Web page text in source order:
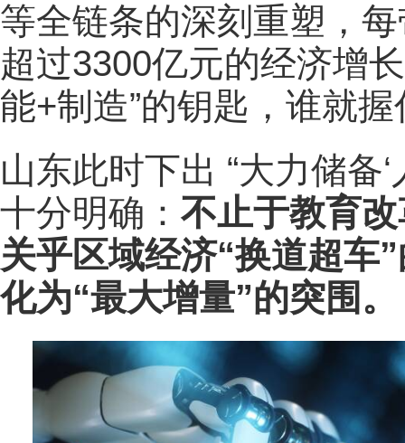
等全链条的深刻重塑，
超过3300亿元的经济增
能+制造”的钥匙，谁就
山东此时下出 “大力储备
十分明确： 不止于教育
关乎区域经济“换道超车
化为“最大增量”的突围。